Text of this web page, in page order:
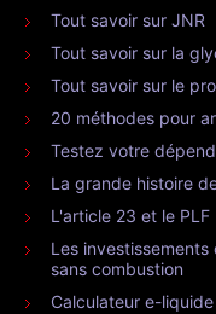
Tout savoir sur JNR
Tout savoir sur la
Tout savoir sur le
20 méthodes pour
Testez votre
La grande histoire
L'article 23 et le
Les
sans combustion
Calculateur e-liquide